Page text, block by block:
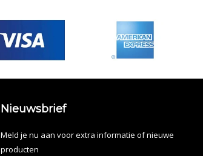
Nieuwsbrief
Meld je nu aan voor extra informatie of nieuwe
producten